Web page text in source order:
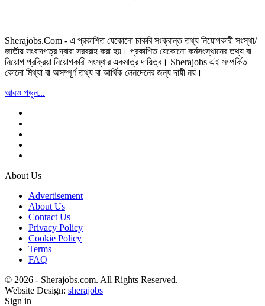
Sherajobs.Com - এ প্রকাশিত যেকোনো চাকরি সংক্রান্ত তথ্য নিয়োগকারী সংস্থা/
জাতীয় সংবাদপত্র দ্বারা সরবরাহ করা হয়। প্রকাশিত যেকোনো কর্মসংস্থানের তথ্য বা
নিয়োগ প্রক্রিয়া নিয়োগকারী সংস্থার একমাত্র দায়িত্ব। Sherajobs এই সম্পর্কিত
কোনো মিথ্যা বা অসম্পূর্ণ তথ্য বা আর্থিক লেনদেনের জন্য দায়ী নয়।
আরও পড়ুন...
About Us
Advertisement
About Us
Contact Us
Privacy Policy
Cookie Policy
Terms
FAQ
© 2026 - Sherajobs.com. All Rights Reserved.
Website Design: sherajobs
Sign in